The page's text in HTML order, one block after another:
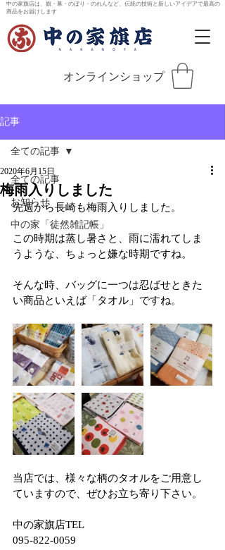
中の家旗店は、旗・幕・のぼり・のれんなど、伝統の技術と新しいアイデアで最高の
商品をお届けします
オンラインショップ
記事
全ての記事
お知らせ
中の家「徒然雑記帳」
全ての記事
梅雨入りしました
2020年6月15日
先週から長崎も梅雨入りしました。
この時期は蒸し暑さと、雨に濡れてしま
うような、ちょっと嫌な時期ですね。
そんな時、バッグに一つは忍ばせときた
い商品といえば「タオル」ですね。
当店では、様々な柄のタオルをご用意し
ていますので、ぜひお立ち寄り下さい。
中の家旗店TEL
095-822-0059